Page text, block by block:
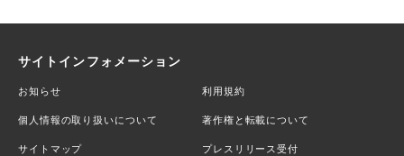
サイトインフォメーション
お知らせ 利用規約
個人情報の取り扱いについて 著作権と転載について
サイトマップ プレスリリース受付